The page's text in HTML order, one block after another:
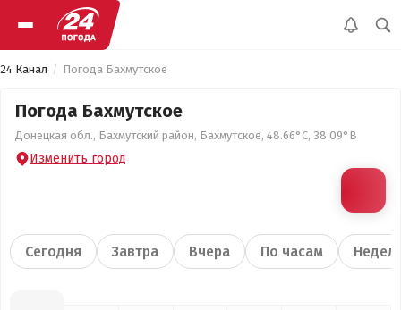
24 Канал Погода Бахмутское
Погода Бахмутское
Донецкая обл., Бахмутский район, Бахмутское, 48.66°С, 38.09°В
Изменить город
Сегодня Завтра Вчера По часам